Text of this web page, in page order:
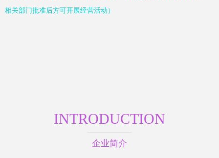
相关部门批准后方可开展经营活动）
INTRODUCTION
企业简介